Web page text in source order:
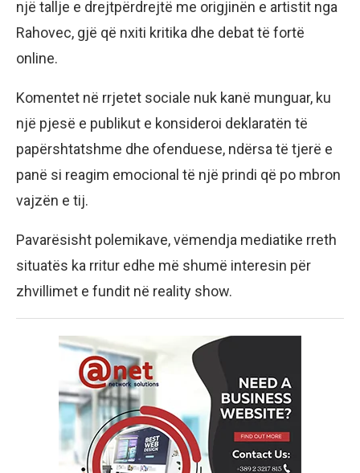
një tallje e drejtpërdrejtë me origjinën e artistit nga
Rahovec, gjë që nxiti kritika dhe debat të fortë
online.
Komentet në rrjetet sociale nuk kanë munguar, ku
një pjesë e publikut e konsideroi deklaratën të
papërshtatshme dhe ofenduese, ndërsa të tjerë e
panë si reagim emocional të një prindi që po mbron
vajzën e tij.
Pavarësisht polemikave, vëmendja mediatike rreth
situatës ka rritur edhe më shumë interesin për
zhvillimet e fundit në reality show.